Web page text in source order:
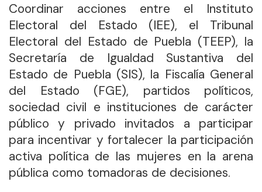
Coordinar acciones entre el Instituto
Electoral del Estado (IEE), el Tribunal
Electoral del Estado de Puebla (TEEP), la
Secretaría de Igualdad Sustantiva del
Estado de Puebla (SIS), la Fiscalía General
del Estado (FGE), partidos políticos,
sociedad civil e instituciones de carácter
público y privado invitados a participar
para incentivar y fortalecer la participación
activa política de las mujeres en la arena
pública como tomadoras de decisiones.